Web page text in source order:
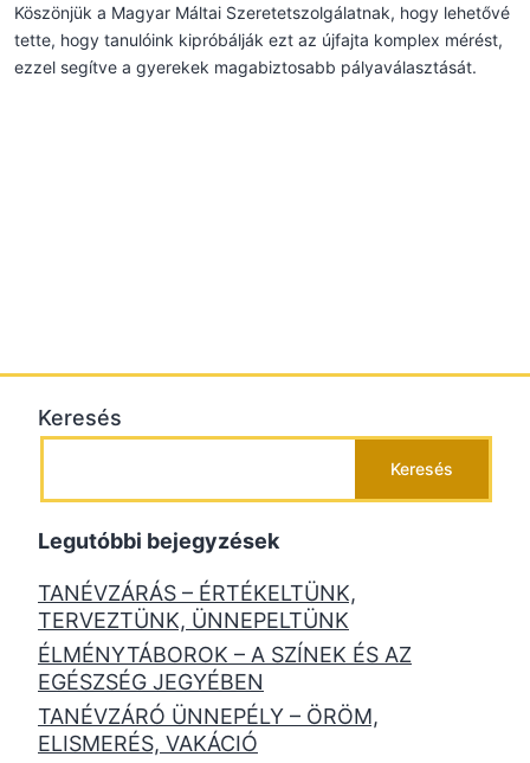
Köszönjük a Magyar Máltai Szeretetszolgálatnak, hogy lehetővé
tette, hogy tanulóink kipróbálják ezt az újfajta komplex mérést,
ezzel segítve a gyerekek magabiztosabb pályaválasztását.
Keresés
Keresés
Legutóbbi bejegyzések
TANÉVZÁRÁS – ÉRTÉKELTÜNK,
TERVEZTÜNK, ÜNNEPELTÜNK
ÉLMÉNYTÁBOROK – A SZÍNEK ÉS AZ
EGÉSZSÉG JEGYÉBEN
TANÉVZÁRÓ ÜNNEPÉLY – ÖRÖM,
ELISMERÉS, VAKÁCIÓ